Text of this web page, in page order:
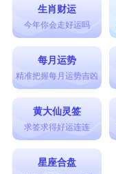
生肖财运
今年你会走好运吗
每月运势
精准把握每月运势吉凶
黄大仙灵签
求签求得好运连连
星座合盘